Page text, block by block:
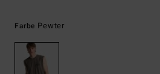
Farbe Pewter